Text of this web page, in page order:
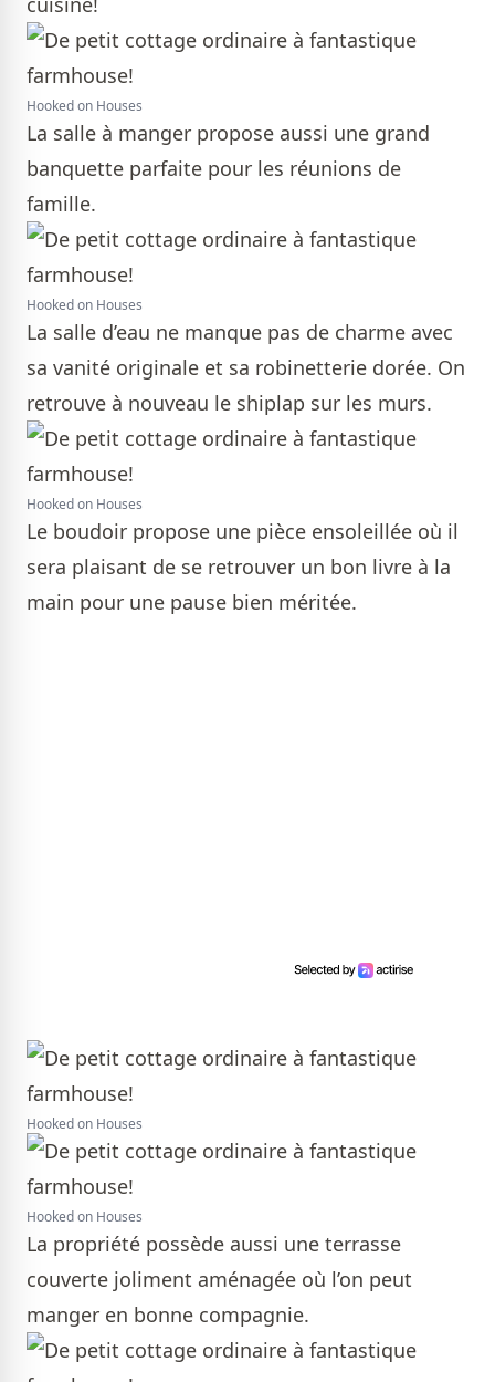
Hooked on Houses
La salle à manger propose aussi une grand
banquette parfaite pour les réunions de
famille.
Hooked on Houses
La salle d’eau ne manque pas de charme avec
sa vanité originale et sa robinetterie dorée. On
retrouve à nouveau le shiplap sur les murs.
Hooked on Houses
Le boudoir propose une pièce ensoleillée où il
sera plaisant de se retrouver un bon livre à la
main pour une pause bien méritée.
Hooked on Houses
Hooked on Houses
La propriété possède aussi une terrasse
couverte joliment aménagée où l’on peut
manger en bonne compagnie.